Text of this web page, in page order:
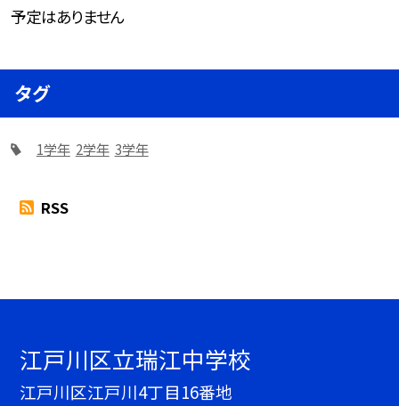
予定はありません
タグ
1学年 2学年 3学年
RSS
江戸川区立瑞江中学校
江戸川区江戸川4丁目16番地